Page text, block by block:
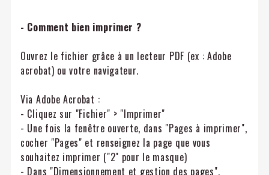
- Comment bien imprimer ?
Ouvrez le fichier grâce à un lecteur PDF (ex : Adobe
acrobat) ou votre navigateur.
Via Adobe Acrobat :
- Cliquez sur "Fichier" > "Imprimer"
- Une fois la fenêtre ouverte, dans "Pages à imprimer",
cocher "Pages" et renseignez la page que vous
souhaitez imprimer ("2" pour le masque)
- Dans "Dimensionnement et gestion des pages",